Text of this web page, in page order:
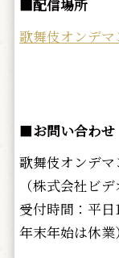
■配信場所
歌舞伎オンデマ
■お問い合わせ
歌舞伎オンデ
（株式会社ビ
受付時間：平日
年末年始は休業）